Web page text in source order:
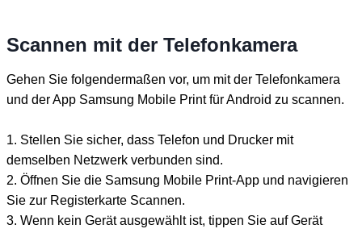
Scannen mit der Telefonkamera
Gehen Sie folgendermaßen vor, um mit der Telefonkamera
und der App Samsung Mobile Print für Android zu scannen.
1. Stellen Sie sicher, dass Telefon und Drucker mit
demselben Netzwerk verbunden sind.
2. Öffnen Sie die Samsung Mobile Print-App und navigieren
Sie zur Registerkarte Scannen.
3. Wenn kein Gerät ausgewählt ist, tippen Sie auf Gerät